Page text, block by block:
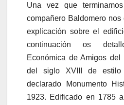
Una vez que
compañero Baldomero
explicación sobre el
continuación os
Económica de Amigos
del siglo XVIII de estilo
declarado Monumento
1923. Edificado en 1785